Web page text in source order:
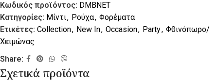
Κωδικός προϊόντος: DMBNET
Κατηγορίες: Μίντι, Ρούχα, Φορέματα
Ετικέτες: Collection, New In, Occasion, Party, Φθινόπωρο/
Χειμώνας
Share:
Σχετικά προϊόντα